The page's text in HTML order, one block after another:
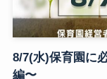
8/7(水)保育園に
編〜